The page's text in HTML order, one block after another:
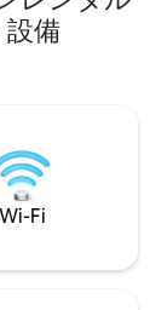
り、ディングマン
キングできます。
にハイキングする
フォールズに到着します
は、キャビンから
り、ハイキング、
備
Wi-Fi